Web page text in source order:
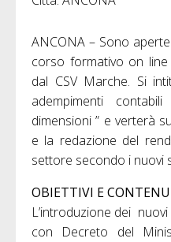
ANCONA – Sono
corso formativo on line
dal CSV Marche. Si
adempimenti
dimensioni ” e verterà
e la redazione del
settore secondo i nuovi
OBIETTIVI E
L’introduzione dei
con Decreto del